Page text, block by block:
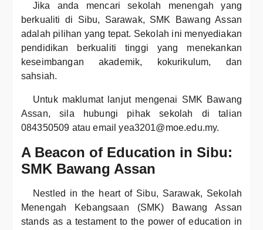
Jika anda mencari sekolah menengah yang
berkualiti di Sibu, Sarawak, SMK Bawang Assan
adalah pilihan yang tepat. Sekolah ini menyediakan
pendidikan berkualiti tinggi yang menekankan
keseimbangan akademik, kokurikulum, dan
sahsiah.
Untuk maklumat lanjut mengenai SMK Bawang
Assan, sila hubungi pihak sekolah di talian
084350509 atau email yea3201@moe.edu.my.
A Beacon of Education in Sibu:
SMK Bawang Assan
Nestled in the heart of Sibu, Sarawak, Sekolah
Menengah Kebangsaan (SMK) Bawang Assan
stands as a testament to the power of education in